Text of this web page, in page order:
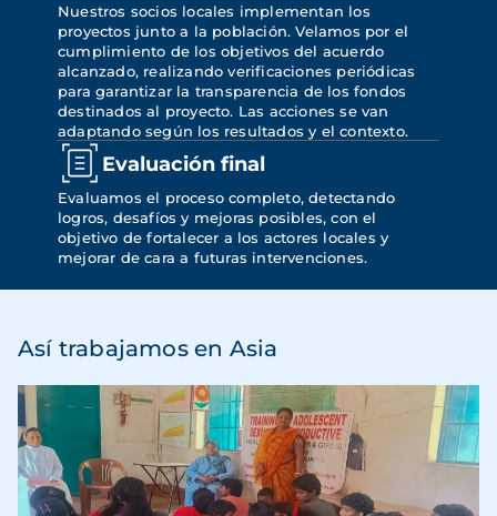
Nuestros socios locales implementan los
proyectos junto a la población. Velamos por el
cumplimiento de los objetivos del acuerdo
alcanzado, realizando verificaciones periódicas
para garantizar la transparencia de los fondos
destinados al proyecto. Las acciones se van
adaptando según los resultados y el contexto.
Evaluación final
Evaluamos el proceso completo, detectando
logros, desafíos y mejoras posibles, con el
objetivo de fortalecer a los actores locales y
mejorar de cara a futuras intervenciones.
Así trabajamos en Asia